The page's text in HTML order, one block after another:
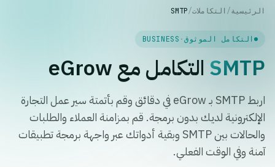
الرئيسية/ التكاملات/
SMTP
التكامل الموثوق·
BUSINESS
SMTP التكامل مع eGrow
اربط SMTP بـ eGrow في دقائق وقم بأتمتة سير عمل التجارة
الإلكترونية لديك بدون برمجة. قم بمزامنة العملاء والطلبات
والحالات بين SMTP وبقية أدواتك عبر واجهة برمجة تطبيقات
آمنة وفي الوقت الفعلي.